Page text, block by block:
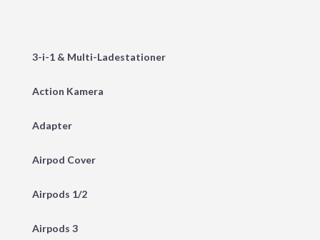
3-i-1 & Multi-Ladestationer
Action Kamera
Adapter
Airpod Cover
Airpods 1/2
Airpods 3